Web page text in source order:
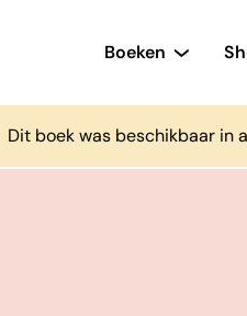
Boeken
Dit boek was beschikbaar in